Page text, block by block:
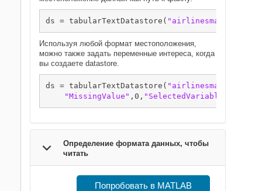
ds = tabularTextDatastore( "airlinesmall.csv"
Используя любой формат местоположения,
можно также задать переменные интереса, когда
вы создаете datastore.
ds = tabularTextDatastore( "airlinesmall.csv"
"MissingValue" ,0, "SelectedVariableNames"
Определение формата данных, чтобы
читать
Попробовать в MATLAB